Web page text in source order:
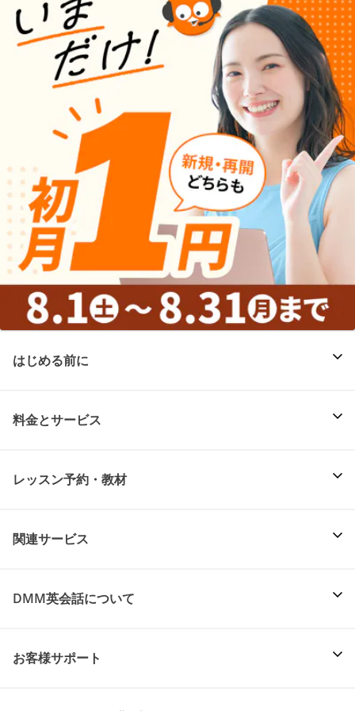
はじめる前に
料金とサービス
レッスン予約・教材
関連サービス
DMM英会話について
お客様サポート